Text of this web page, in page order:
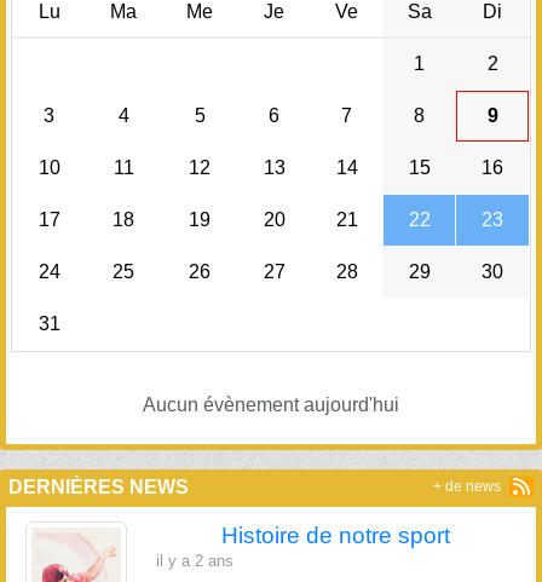
Lu Ma Me Je Ve Sa Di
1 2
3 4 5 6 7 8 9
10 11 12 13 14 15 16
17 18 19 20 21 22 23
24 25 26 27 28 29 30
31
Aucun évènement aujourd'hui
DERNIÈRES NEWS
Histoire de notre sport
il y a 2 ans
+ de news